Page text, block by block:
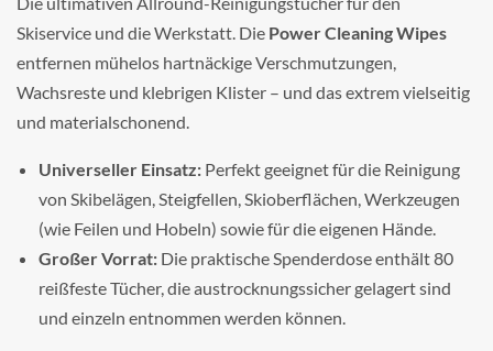
Skiservice und die Werkstatt. Die Power Cleaning Wipes
entfernen mühelos hartnäckige Verschmutzungen,
Wachsreste und klebrigen Klister – und das extrem vielseitig
und materialschonend.
Universeller Einsatz: Perfekt geeignet für die Reinigung
von Skibelägen, Steigfellen, Skioberflächen, Werkzeugen
(wie Feilen und Hobeln) sowie für die eigenen Hände.
Großer Vorrat: Die praktische Spenderdose enthält 80
reißfeste Tücher, die austrocknungssicher gelagert sind
und einzeln entnommen werden können.